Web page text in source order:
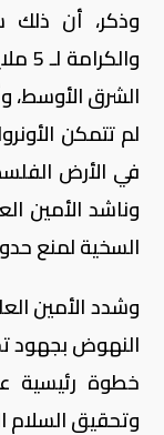
وذكر، أن ذلك
الشرق الأوسط،
لم تتمكن
في الأرض
وناشد الأمين
السخية لمنع
وشدد الأمين
النهوض بجهود
خطوة رئيسية
وتحقيق السلام